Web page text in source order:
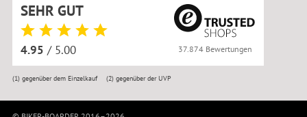
SEHR GUT
4.95 / 5.00 37.874 Bewertungen
(1)gegenüber dem Einzelkauf (2) gegenüber der UVP